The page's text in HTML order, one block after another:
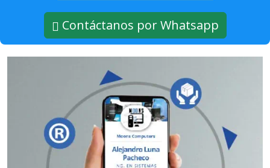
Contáctanos por Whatsapp